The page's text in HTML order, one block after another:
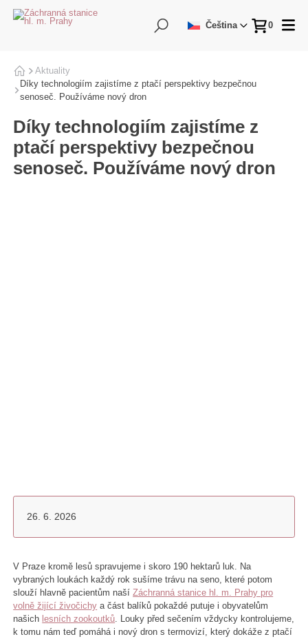
Hledání Čeština 0
Domů
Aktuality
Díky technologiím zajistíme z ptačí perspektivy bezpečnou
senoseč. Používáme nový dron
Díky technologiím zajistíme z
ptačí perspektivy bezpečnou
senoseč. Používáme nový dron
26. 6. 2026
V Praze kromě lesů spravujeme i skoro 190 hektarů luk. Na
vybraných loukách každý rok sušíme trávu na seno, které potom
slouží hlavně pacientům našíZáchranná stanice hl. m. Prahy pro
volně žijící živočichy a část balíků pokaždé putuje i obyvatelům
našich lesních zookoutků. Louky před sečením vždycky kontrolujeme,
k tomu nám teď pomáhá i nový dron s termovizí, který dokáže z ptačí